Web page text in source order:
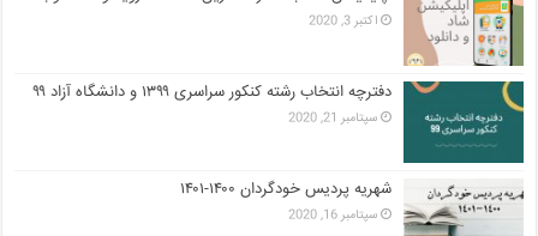
اکتبر 3, 2020
دفترچه انتخاب رشته کنکور سراسری ۱۳۹۹ و دانشگاه آزاد ۹۹
سپتامبر 21, 2020
شهریه پردیس خودگردان ۱۴۰۰-۱۴۰۱
سپتامبر 16, 2020